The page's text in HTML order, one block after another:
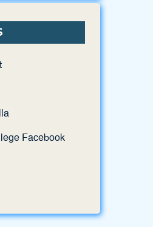
২০২২-২০২৩)
ভার্সন শুরু হচ্ছে ।
Facebook